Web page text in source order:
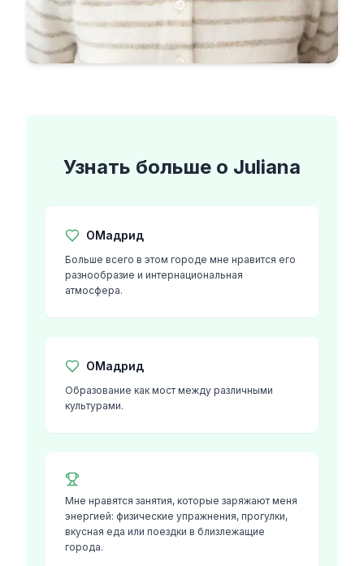
Узнать больше о Juliana
ОМадрид
Больше всего в этом городе мне нравится его
разнообразие и интернациональная
атмосфера.
ОМадрид
Образование как мост между различными
культурами.
Мне нравятся занятия, которые заряжают меня
энергией: физические упражнения, прогулки,
вкусная еда или поездки в близлежащие
города.